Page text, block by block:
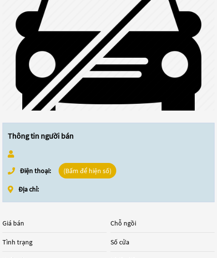
Thông tin người bán
Điện thoại: (Bấm để hiện số)
Địa chỉ:
Giá bán
Tình trạng
Chỗ ngồi
Số cửa